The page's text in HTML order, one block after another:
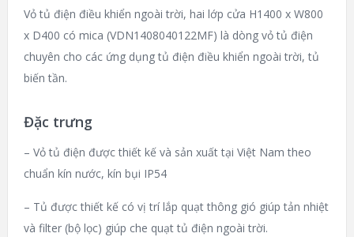
Vỏ tủ điện điều khiển ngoài trời, hai lớp cửa H1400 x W800
x D400 có mica (VDN1408040122MF) là dòng vỏ tủ điện
chuyên cho các ứng dụng tủ điện điều khiển ngoài trời, tủ
biến tần.
Đặc trưng
– Vỏ tủ điện được thiết kế và sản xuất tại Việt Nam theo
chuẩn kín nước, kín bụi IP54
– Tủ được thiết kế có vị trí lắp quạt thông gió giúp tản nhiệt
và filter (bộ lọc) giúp che quạt tủ điện ngoài trời.